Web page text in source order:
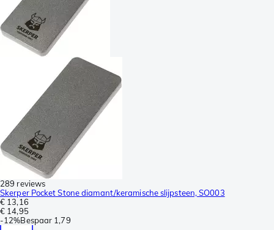
289 reviews
Skerper Pocket Stone diamant/keramische slijpsteen, SO003
€ 13,16
€ 14,95
-12%Bespaar 1,79